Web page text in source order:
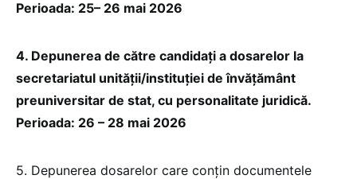
Perioada: 25– 26 mai 2026
4. Depunerea de către candidaţi a dosarelor la
secretariatul unităţii/instituţiei de învăţământ
preuniversitar de stat, cu personalitate juridică.
Perioada: 26 – 28 mai 2026
5. Depunerea dosarelor care conţin documentele